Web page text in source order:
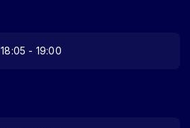
18:05 - 19:00